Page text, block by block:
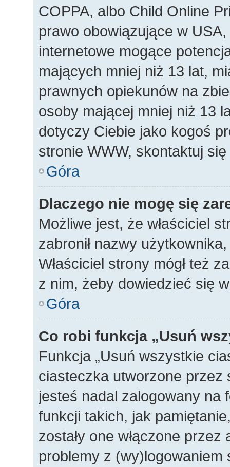
COPPA, albo Child Online
prawo obowiązujące w
internetowe mogące
mających mniej niż 13 lat,
prawnych opiekunów na
osoby mającej mniej niż 13
dotyczy Ciebie jako kogoś
stronie WWW, skontaktuj
Góra
Dlaczego nie mogę się
Możliwe jest, że właściciel
zabronił nazwy
Właściciel strony mógł też
z nim, żeby dowiedzieć się
Góra
Co robi funkcja „Usuń
Funkcja „Usuń wszystkie
ciasteczka utworzone przez
jesteś nadal zalogowany na
funkcji takich, jak
zostały one włączone
problemy z